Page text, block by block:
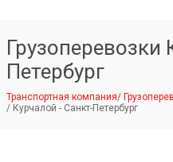
Петербург
Транспортная компания/
/ Курчалой - Санкт-Петербург